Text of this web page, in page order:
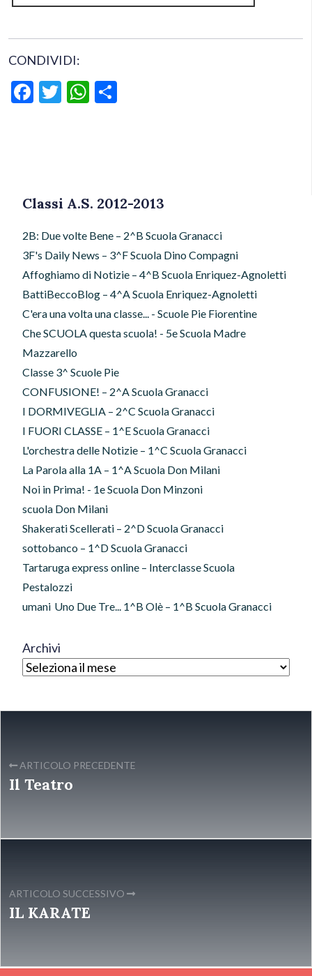
CONDIVIDI:
Facebook
TwitterWhatsApp
Classi A.S. 2012-2013
2B: Due volte Bene – 2^B Scuola Granacci
3F's Daily News – 3^F Scuola Dino Compagni
Affoghiamo di Notizie – 4^B Scuola Enriquez-Agnoletti
BattiBeccoBlog – 4^A Scuola Enriquez-Agnoletti
C'era una volta una classe... - Scuole Pie Fiorentine
Che SCUOLA questa scuola! - 5e Scuola Madre
Mazzarello
Classe 3^ Scuole Pie
CONFUSIONE! – 2^A Scuola Granacci
I DORMIVEGLIA – 2^C Scuola Granacci
I FUORI CLASSE – 1^E Scuola Granacci
L'orchestra delle Notizie – 1^C Scuola Granacci
La Parola alla 1A – 1^A Scuola Don Milani
Noi in Prima! - 1e Scuola Don Minzoni
scuola Don Milani
Shakerati Scellerati – 2^D Scuola Granacci
sottobanco – 1^D Scuola Granacci
Tartaruga express online – Interclasse Scuola
Pestalozzi
umani Uno Due Tre... 1^B Olè – 1^B Scuola Granacci
Archivi
ARTICOLO PRECEDENTE
Il Teatro
ARTICOLO SUCCESSIVO
IL KARATE